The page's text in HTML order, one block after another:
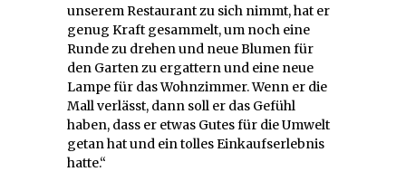
unserem Restaurant zu sich nimmt, hat er
genug Kraft gesammelt, um noch eine
Runde zu drehen und neue Blumen für
den Garten zu ergattern und eine neue
Lampe für das Wohnzimmer. Wenn er die
Mall verlässt, dann soll er das Gefühl
haben, dass er etwas Gutes für die Umwelt
getan hat und ein tolles Einkaufserlebnis
hatte.“